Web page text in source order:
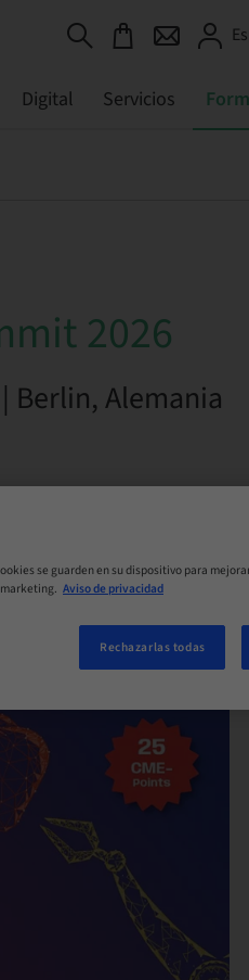
Digital Servicios
2026
Berlin, Alemania
se guarden en su dispositivo para
Aviso de privacidad
Rechazarlas todas